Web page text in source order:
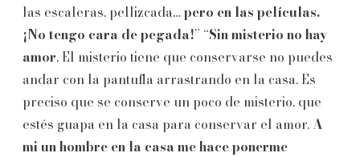
las escaleras, pellizcada…pero en las películas.
¡No tengo cara de pegada!” “Sin misterio no hay
amor. El misterio tiene que conservarse no puedes
andar con la pantufla arrastrando en la casa. Es
preciso que se conserve un poco de misterio, que
estés guapa en la casa para conservar el amor.A
mi un hombre en la casa me hace ponerme